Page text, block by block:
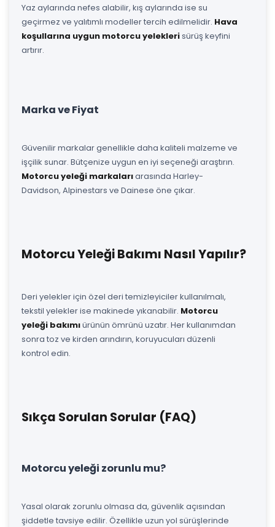
Yaz aylarında nefes alabilir, kış aylarında ise su
geçirmez ve yalıtımlı modeller tercih edilmelidir. Hava
koşullarına uygun motorcu yeleklerisürüş keyfini
artırır.
Marka ve Fiyat
Güvenilir markalar genellikle daha kaliteli malzeme ve
işçilik sunar. Bütçenize uygun en iyi seçeneği araştırın.
Motorcu yeleği markalarıarasında Harley-
Davidson, Alpinestars ve Dainese öne çıkar.
Motorcu Yeleği Bakımı Nasıl Yapılır?
Deri yelekler için özel deri temizleyiciler kullanılmalı,
tekstil yelekler ise makinede yıkanabilir. Motorcu
yeleği bakımıürünün ömrünü uzatır. Her kullanımdan
sonra toz ve kirden arındırın, koruyucuları düzenli
kontrol edin.
Sıkça Sorulan Sorular (FAQ)
Motorcu yeleği zorunlu mu?
Yasal olarak zorunlu olmasa da, güvenlik açısından
şiddetle tavsiye edilir. Özellikle uzun yol sürüşlerinde